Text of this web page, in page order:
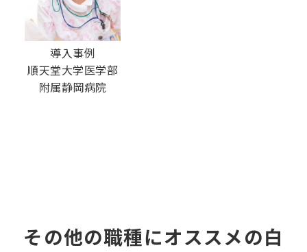
導入事例
順天堂大学医学部
附属静岡病院
その他の職種にオススメの白